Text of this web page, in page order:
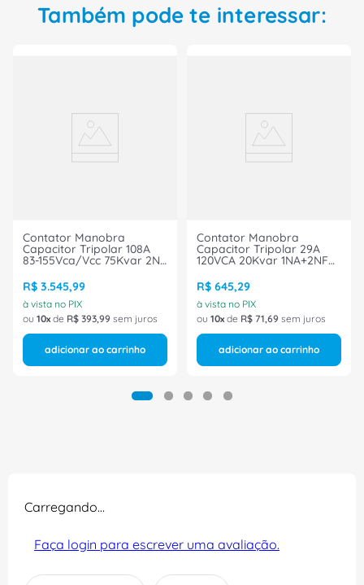
Também pode te interessar:
Contator Manobra
Capacitor Tripolar 108A
83-155Vca/Vcc 75Kvar 2Nf
R$ 3.545,99
à vista no PIX
ou 10 de R$ 393,99 sem juros
adicionar ao carrinho
Contator Manobra
Capacitor Tripolar 29A
120VCA 20Kvar 1NA+2NF
Siemens
R$ 645,29
à vista no PIX
ou 10 de R$ 71,69 sem juros
adicionar ao carrinho
Carregando…
Faça login para escrever uma avaliação.